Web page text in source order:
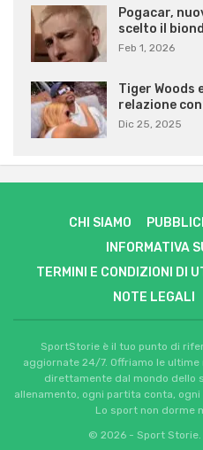
Pogacar,
scelto il
Feb 1, 2026
Tiger Woods
relazione
Dic 25, 2025
CHI SIAMO
INFORMATIVA
TERMINI E CONDIZIONI DI
NOTE LEGALI
SportStorie è il tuo punto di
aggiornate 24/7. Offriamo le
direttamente dal mondo dello
allenamento, ogni partita conta,
Lo sport non dorme
© 2026 - Sport Storie.